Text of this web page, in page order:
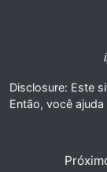
Disclosure: Este
Então, você